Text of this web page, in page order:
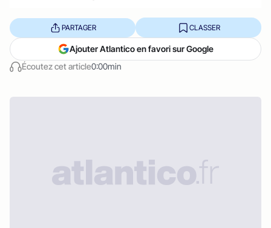
Écoutez cet article0:00min
PARTAGER CLASSER
Ajouter Atlantico en favori sur Google